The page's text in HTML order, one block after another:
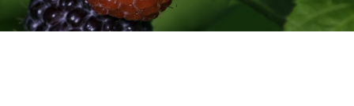
Alface (Lactuca sativa)